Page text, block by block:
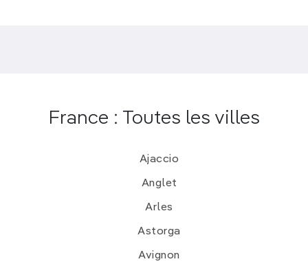
France : Toutes les villes
Ajaccio
Anglet
Arles
Astorga
Avignon